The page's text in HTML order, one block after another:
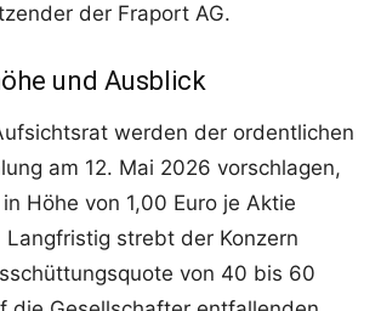
der Fraport AG.
und Ausblick
werden der ordentlichen
am 12. Mai 2026 vorschlagen,
Höhe von 1,00 Euro je Aktie
Langfristig strebt der Konzern
von 40 bis 60